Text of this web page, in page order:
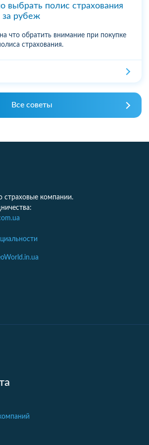
выбрать полис страхования
рубеж
что обратить внимание при покупке
страхования.
Все советы
страховые компании.